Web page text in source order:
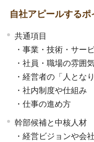
自社アピールするポ
共通項目
・事業・技術・サー
・社員・職場の雰囲
・経営者の「人となり
・社内制度や仕組み
・仕事の進め方
幹部候補と中核人材
・経営ビジョンや会